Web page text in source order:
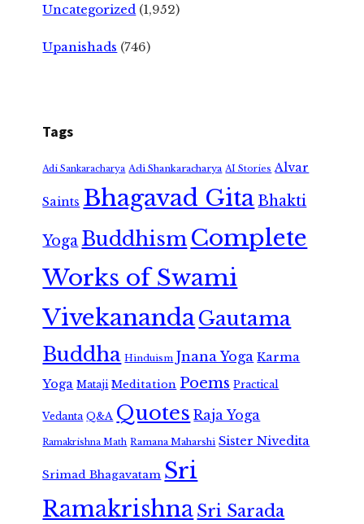
Uncategorized (1,952)
Upanishads (746)
Tags
Adi Sankaracharya Adi Shankaracharya AI Stories Alvar
Saints Bhagavad GitaBhakti
Yoga Buddhism Complete
Works of Swami
VivekanandaGautama
Buddha Hinduism Jnana Yoga Karma
Yoga Mataji Meditation Poems Practical
Vedanta Q&A Quotes Raja Yoga
Ramakrishna Math Ramana Maharshi Sister Nivedita
Srimad Bhagavatam Sri
RamakrishnaSri Sarada